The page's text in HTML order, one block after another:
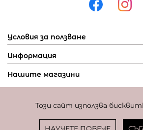
Този сайт използва
Условия за ползване
Информация
Нашите магазини
Фиксиран курс за превалутиране: 1 EUR =